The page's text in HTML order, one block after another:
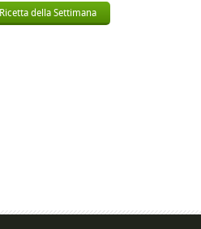
Ricetta della Settimana